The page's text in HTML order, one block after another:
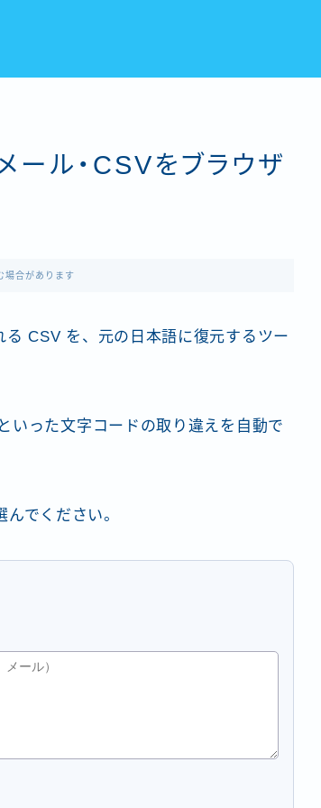
ル・CSVをブラウザ
場合があります
CSV を、元の日本語に復元するツー
った文字コードの取り違えを自動で
でください。